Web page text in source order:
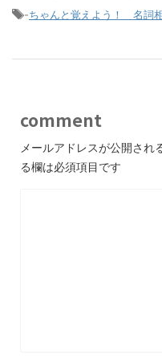
-ちゃんと覚えよう！ 名詞
comment
メールアドレスが公開され
る欄は必須項目です